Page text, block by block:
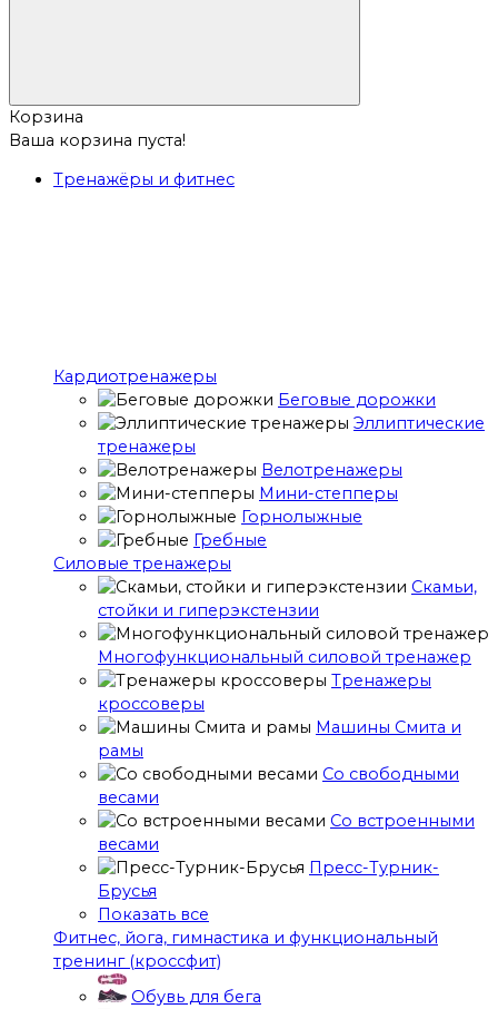
Корзина
Ваша корзина пуста!
Тренажёры и фитнес
Кардиотренажеры
Беговые дорожки
Эллиптические
тренажеры
Велотренажеры
Мини-степперы
Горнолыжные
Гребные
Cиловые тренажеры
Скамьи,
стойки и гиперэкстензии
Многофункциональный силовой тренажер
Тренажеры
кроссоверы
Машины Смита и
рамы
Со свободными
весами
Со встроенными
весами
Пресс-Турник-
Брусья
Показать все
Фитнес, йога, гимнастика и функциональный
тренинг (кроссфит)
Обувь для бега